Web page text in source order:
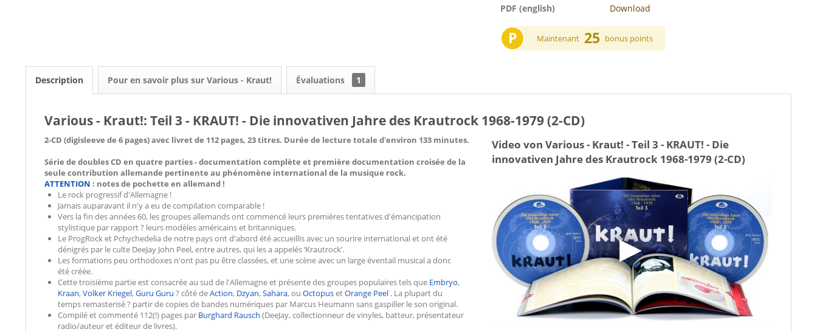
PDF (english)
Download
P Maintenant 25 bonus points
Description Pour en savoir plus sur Various - Kraut! Évaluations 1
Various - Kraut!: Teil 3 - KRAUT! - Die innovativen Jahre des Krautrock 1968-1979 (2-CD)
2-CD (digisleeve de 6 pages) avec livret de 112 pages, 23 titres. Durée de lecture totale d'environ 133 minutes.
Série de doubles CD en quatre parties - documentation complète et première documentation croisée de la
seule contribution allemande pertinente au phénomène international de la musique rock.
ATTENTION : notes de pochette en allemand !
Le rock progressif d'Allemagne !
Jamais auparavant il n'y a eu de compilation comparable !
Vers la fin des années 60, les groupes allemands ont commencé leurs premières tentatives d'émancipation
stylistique par rapport ? leurs modèles américains et britanniques.
Le ProgRock et Pchychedelia de notre pays ont d'abord été accueillis avec un sourire international et ont été
dénigrés par le culte DeeJay John Peel, entre autres, qui les a appelés ‘Krautrock’.
Les formations peu orthodoxes n'ont pas pu être classées, et une scène avec un large éventail musical a donc
été créée.
Cette troisième partie est consacrée au sud de l'Allemagne et présente des groupes populaires tels que Embryo,
Kraan,Volker Kriegel,Guru Guru ? côté deAction, Dzyan,Sahara, ou OctopusetOrange Peel . La plupart du
temps remasterisé ? partir de copies de bandes numériques par Marcus Heumann sans gaspiller le son original.
Compilé et commenté 112(!) pages par Burghard Rausch (DeeJay, collectionneur de vinyles, batteur, présentateur
radio/auteur et éditeur de livres).
Video von Various - Kraut! - Teil 3 - KRAUT! - Die
innovativen Jahre des Krautrock 1968-1979 (2-CD)